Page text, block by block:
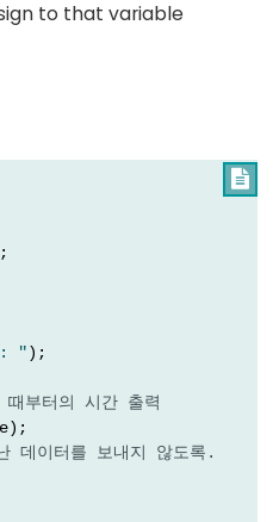
to that variable

");
부터의 시간 출력
데이터를 보내지 않도록.